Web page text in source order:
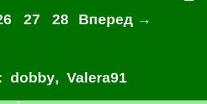
27 28 Вперед →
dobby, Valera91